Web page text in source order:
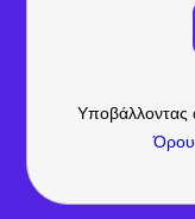
Υποβάλλοντας